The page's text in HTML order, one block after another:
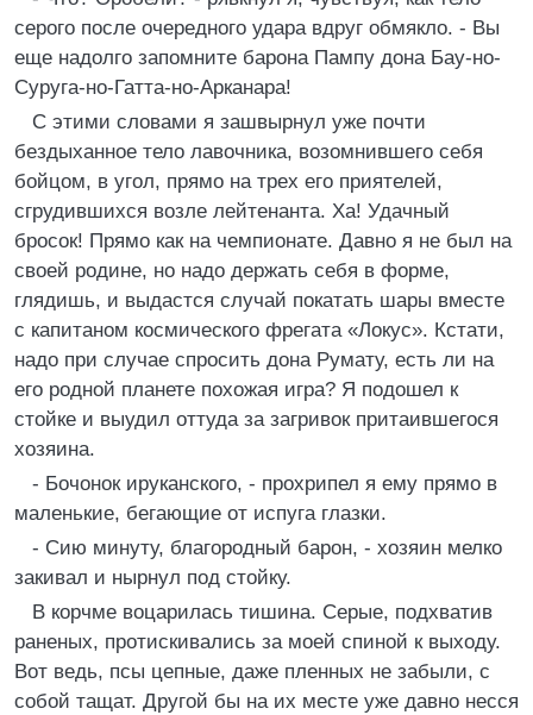
серого после очередного удара вдруг обмякло. - Вы
еще надолго запомните барона Пампу дона Бау-но-
Суруга-но-Гатта-но-Арканара!
С этими словами я зашвырнул уже почти
бездыханное тело лавочника, возомнившего себя
бойцом, в угол, прямо на трех его приятелей,
сгрудившихся возле лейтенанта. Ха! Удачный
бросок! Прямо как на чемпионате. Давно я не был на
своей родине, но надо держать себя в форме,
глядишь, и выдастся случай покатать шары вместе
с капитаном космического фрегата «Локус». Кстати,
надо при случае спросить дона Румату, есть ли на
его родной планете похожая игра? Я подошел к
стойке и выудил оттуда за загривок притаившегося
хозяина.
- Бочонок ируканского, - прохрипел я ему прямо в
маленькие, бегающие от испуга глазки.
- Сию минуту, благородный барон, - хозяин мелко
закивал и нырнул под стойку.
В корчме воцарилась тишина. Серые, подхватив
раненых, протискивались за моей спиной к выходу.
Вот ведь, псы цепные, даже пленных не забыли, с
собой тащат. Другой бы на их месте уже давно несся